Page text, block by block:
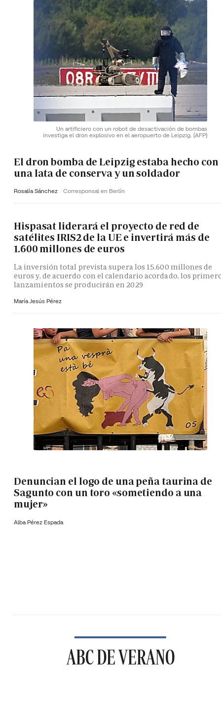
Un artificiero con un robot de desactivación de bombas
investiga el dron explosivo en el aeropuerto de Leipzig. (AFP)
El dron bomba de Leipzig estaba hecho con
una lata de conserva y un soldador
Rosalía Sánchez Corresponsal en Berlín
Hispasat liderará el proyecto de red de
satélites IRIS2 de la UE e invertirá más de
1.600 millones de euros
La inversión total prevista supera los 15.600 millones de
euros y, de acuerdo con el calendario acordado, los
lanzamientos se producirán en 2029
María Jesús Pérez
Denuncian el logo de una peña taurina de
Sagunto con un toro «sometiendo a una
mujer»
Alba Pérez Espada
ABC DE VERANO